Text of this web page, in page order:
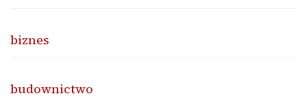
biznes
budownictwo